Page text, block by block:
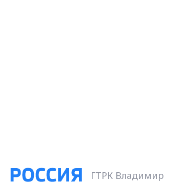
ГТРК Владимир